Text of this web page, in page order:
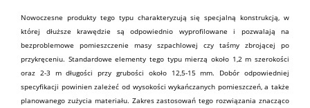
Nowoczesne produkty tego typu charakteryzują się specjalną konstrukcją, w
której dłuższe krawędzie są odpowiednio wyprofilowane i pozwalają na
bezproblemowe pomieszczenie masy szpachlowej czy taśmy zbrojącej po
przykręceniu. Standardowe elementy tego typu mierzą około 1,2 m szerokości
oraz 2-3 m długości przy grubości około 12,5-15 mm. Dobór odpowiedniej
specyfikacji powinien zależeć od wysokości wykańczanych pomieszczeń, a także
planowanego zużycia materiału. Zakres zastosowań tego rozwiązania znacząco